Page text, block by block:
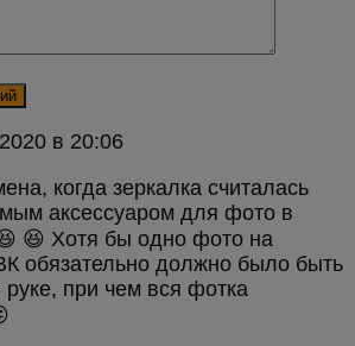
в
когда зеркалка считалась
аксессуаром для фото в
😆 Хотя бы одно фото на
обязательно должно было быть
при чем вся фотка